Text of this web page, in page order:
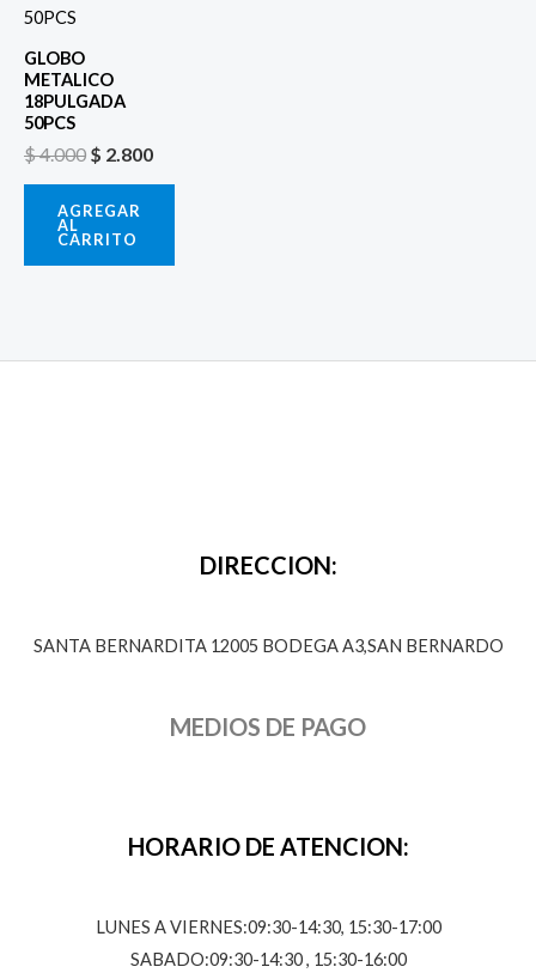
GLOBO
METALICO
18PULGADA
50PCS
$4.000 $ 2.800
AGREGAR
AL
CARRITO
DIRECCION:
SANTA BERNARDITA 12005 BODEGA A3,SAN BERNARDO
MEDIOS DE PAGO
HORARIO DE ATENCION:
LUNES A VIERNES:09:30-14:30, 15:30-17:00
SABADO:09:30-14:30 , 15:30-16:00